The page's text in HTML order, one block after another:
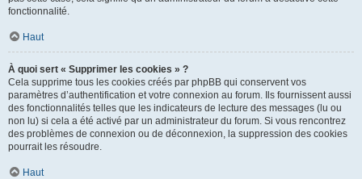
fonctionnalité.
Haut
À quoi sert « Supprimer les cookies » ?
Cela supprime tous les cookies créés par phpBB qui conservent vos
paramètres d’authentification et votre connexion au forum. Ils fournissent aussi
des fonctionnalités telles que les indicateurs de lecture des messages (lu ou
non lu) si cela a été activé par un administrateur du forum. Si vous rencontrez
des problèmes de connexion ou de déconnexion, la suppression des cookies
pourrait les résoudre.
Haut